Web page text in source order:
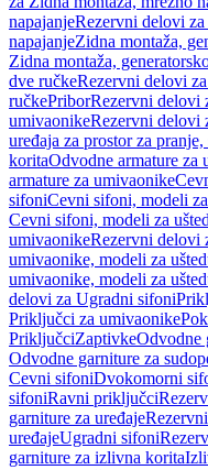
napajanjeRezervni delovi
napajanjeZidna montaža,
Zidna montaža,
dve ručkeRezervni delovi
ručkePriborRezervni delovi
umivaonikeRezervni delovi
uređaja za prostor za
koritaOdvodne armature za
armature za umivaonike
sifoniCevni sifoni, modeli
Cevni sifoni, modeli za
umivaonikeRezervni delovi
umivaonike, modeli za
umivaonike, modeli za
delovi za Ugradni sifoni
Priključci za umivaonike
PriključciZaptivkeOdvodne
Odvodne garniture za
Cevni sifoniDvokomorni
sifoniRavni priključci
garniture za uređaje
uređajeUgradni sifoni
garniture za izlivna korita